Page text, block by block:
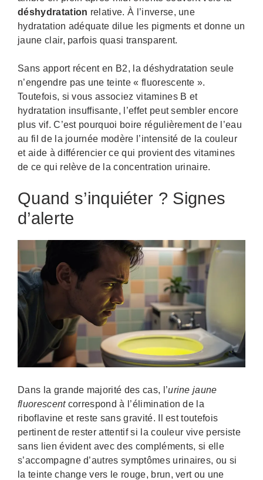
déshydratation relative. À l’inverse, une
hydratation adéquate dilue les pigments et donne un
jaune clair, parfois quasi transparent.
Sans apport récent en B2, la déshydratation seule
n’engendre pas une teinte « fluorescente ».
Toutefois, si vous associez vitamines B et
hydratation insuffisante, l’effet peut sembler encore
plus vif. C’est pourquoi boire régulièrement de l’eau
au fil de la journée modère l’intensité de la couleur
et aide à différencier ce qui provient des vitamines
de ce qui relève de la concentration urinaire.
Quand s’inquiéter ? Signes
d’alerte
Dans la grande majorité des cas, l’urine jaune
fluorescentcorrespond à l’élimination de la
riboflavine et reste sans gravité. Il est toutefois
pertinent de rester attentif si la couleur vive persiste
sans lien évident avec des compléments, si elle
s’accompagne d’autres symptômes urinaires, ou si
la teinte change vers le rouge, brun, vert ou une